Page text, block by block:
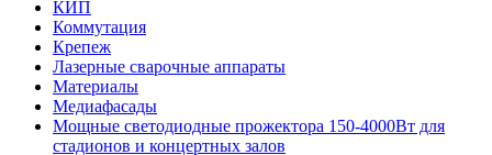
КИП
Коммутация
Крепеж
Лазерные сварочные аппараты
Материалы
Медиафасады
Мощные светодиодные прожектора 150-4000Вт для
стадионов и концертных залов